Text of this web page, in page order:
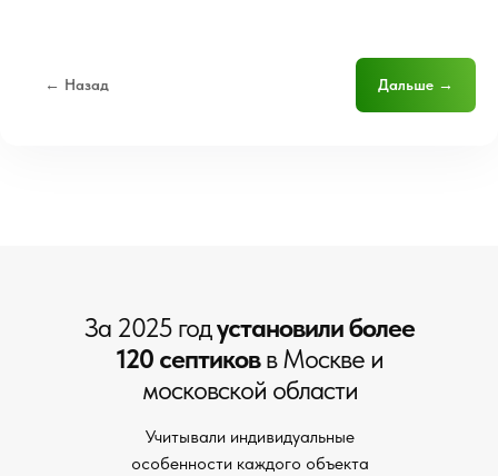
← Назад Дальше →
За 2025 годустановили более
120 септиковв Москве и
московской области
Учитывали индивидуальные
особенности каждого объекта